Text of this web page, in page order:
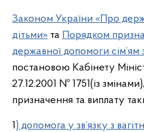
Законом України «Про
дітьми» та Порядком
державної допомоги сім’ям
постановою Кабінету
27.12.2001 № 1751(із
призначення та виплату
1) допомога у зв’язку з